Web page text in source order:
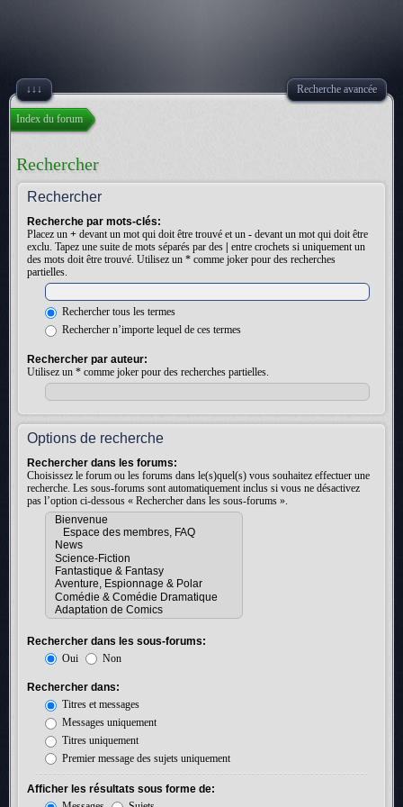
↓↓↓ Recherche avancée
Index du forum
Rechercher
Rechercher
Recherche par mots-clés:
Placez un + devant un mot qui doit être trouvé et un - devant un mot qui doit être
exclu. Tapez une suite de mots séparés par des
entre crochets si uniquement un
des mots doit être trouvé. Utilisez un * comme joker pour des recherches
partielles.
Rechercher tous les termes
Rechercher n’importe lequel de ces termes
Rechercher par auteur:
Utilisez un * comme joker pour des recherches partielles.
Options de recherche
Rechercher dans les forums:
Choisissez le forum ou les forums dans le(s)quel(s) vous souhaitez effectuer une
recherche. Les sous-forums sont automatiquement inclus si vous ne désactivez
pas l’option ci-dessous « Rechercher dans les sous-forums ».
Rechercher dans les sous-forums:
Oui
Non
Rechercher dans:
Titres et messages
Messages uniquement
Titres uniquement
Premier message des sujets uniquement
Afficher les résultats sous forme de: